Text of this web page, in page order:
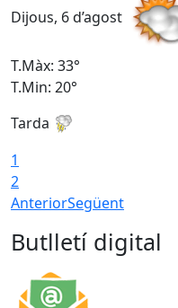
Dijous, 6 d’agost
T.Màx: 33°
T.Min: 20°
Tarda
1
2
AnteriorSegüent
Butlletí digital